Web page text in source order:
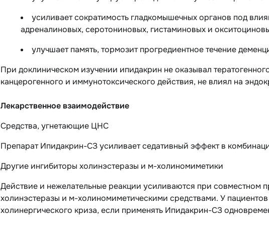
усиливает сократимость гладкомышечных органов под
адреналиновых, серотониновых, гистаминовых и
улучшает память, тормозит прогредиентное течение
При доклиническом изучении ипидакрин не оказывал
канцерогенного и иммунотоксического действия, не влиял на
Лекарственное взаимодействие
Средства, угнетающие ЦНС
Препарат Ипидакрин-СЗ усиливает седативный эффект в
Другие ингибиторы холинэстеразы и м-холиномиметики
Действие и нежелательные реакции усиливаются при совместном
холинэстеразы и м-холиномиметическими средствами. У
холинергического криза, если применять Ипидакрин-СЗ